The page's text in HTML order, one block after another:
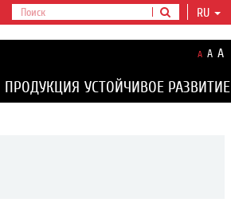
RU
A A A
ПРОДУКЦИЯ УСТОЙЧИВОЕ РАЗВИТИЕ